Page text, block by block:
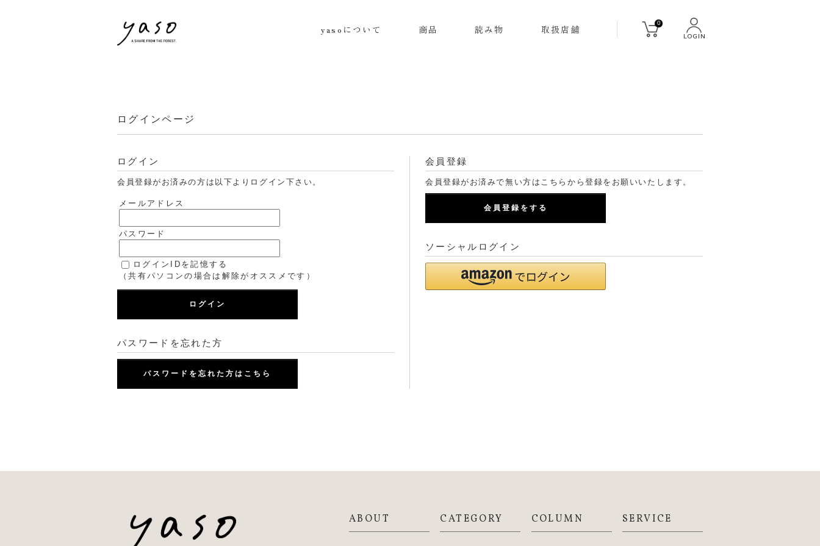
yasoについて 商品 読み物 取扱店舗
0
LOGIN
ログインページ
ログイン
会員登録がお済みの方は以下よりログイン下さい。
メールアドレス
パスワード
ログインIDを記憶する
（共有パソコンの場合は解除がオススメです）
ログイン
パスワードを忘れた方
パスワードを忘れた方はこちら
会員登録
会員登録がお済みで無い方はこちらから登録をお願いいたします。
会員登録をする
ソーシャルログイン
ABOUT CATEGORY COLUMN SERVICE